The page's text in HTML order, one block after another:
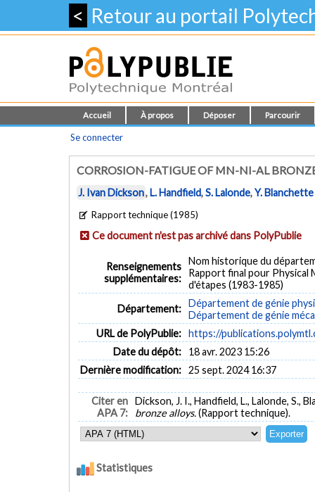
< Retour au portail
Accueil À propos Déposer Parcourir
Se connecter
CORROSION-FATIGUE OF MN-NI-AL
J. Ivan Dickson,L. Handfield,S. Lalonde,Y. Blanchette
Rapport technique (1985)
Ce document n'est pas archivé dans PolyPublie
Renseignements
supplémentaires:
Nom historique du
Rapport final pour Physical
d'étapes (1983-1985)
Département: Département de génie
Département de génie
URL de PolyPublie: https://
Date du dépôt:
18 avr. 2023 15:26
Dernière modification: 25 sept. 2024 16:37
Citer en
APA 7:
Dickson, J. I., Handfield, L., Lalonde, S.,
bronze alloys.(Rapport technique).
Statistiques